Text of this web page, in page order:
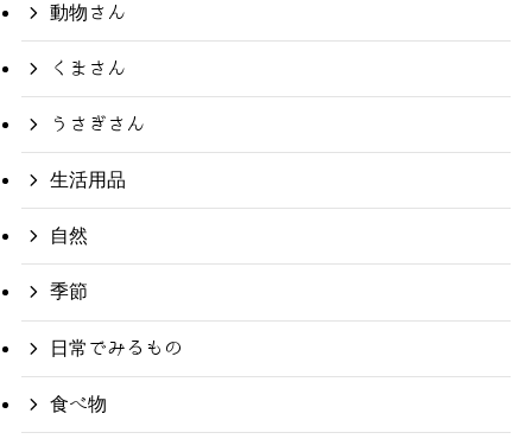
動物さん
くまさん
うさぎさん
生活用品
自然
季節
日常でみるもの
食べ物